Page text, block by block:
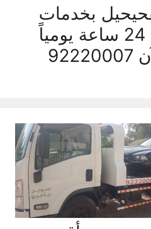
بخدمات
متواصلة 24 ساعة يومياً